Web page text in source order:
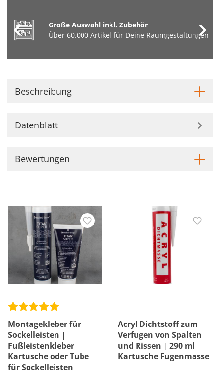
Große Auswahl inkl. Zubehör
Über 60.000 Artikel für Deine Raumgestaltungen
Beschreibung
Datenblatt
Bewertungen
Montagekleber für
Sockelleisten |
Fußleistenkleber
Kartusche oder Tube
für Sockelleisten
Acryl Dichtstoff zum
Verfugen von Spalten
und Rissen | 290 ml
Kartusche Fugenmasse